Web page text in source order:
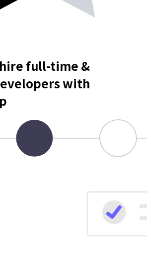
full-time &
with